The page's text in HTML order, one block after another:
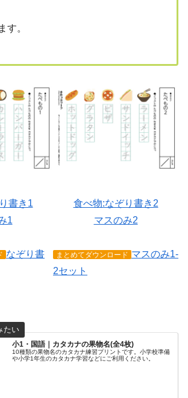
す。
書き1
1
なぞり書
食べ物:なぞり書き2
マスのみ2
まとめてダウンロード マスのみ1-
2セット
小1・国語｜カタカナの果物名(全4枚)
10種類の果物名のカタカナ練習プリントです。小学校準備
や小学1年生のカタカナ学習などにご利用ください。